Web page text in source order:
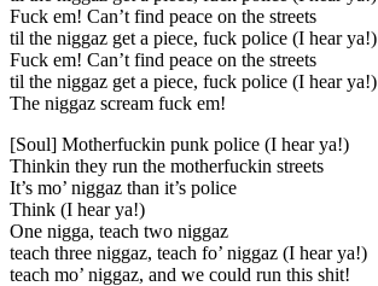
Fuck em! Can’t find peace on the streets
til the niggaz get a piece, fuck police (I hear ya!)
Fuck em! Can’t find peace on the streets
til the niggaz get a piece, fuck police (I hear ya!)
The niggaz scream fuck em!
[Soul] Motherfuckin punk police (I hear ya!)
Thinkin they run the motherfuckin streets
It’s mo’ niggaz than it’s police
Think (I hear ya!)
One nigga, teach two niggaz
teach three niggaz, teach fo’ niggaz (I hear ya!)
teach mo’ niggaz, and we could run this shit!